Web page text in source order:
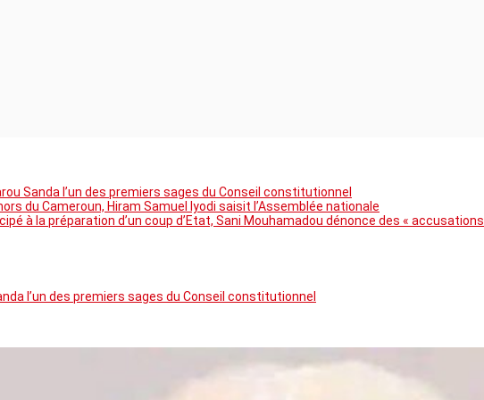
Sanda l’un des premiers sages du Conseil constitutionnel
du Cameroun, Hiram Samuel Iyodi saisit l’Assemblée nationale
à la préparation d’un coup d’Etat, Sani Mouhamadou dénonce des « accusations
l’un des premiers sages du Conseil constitutionnel